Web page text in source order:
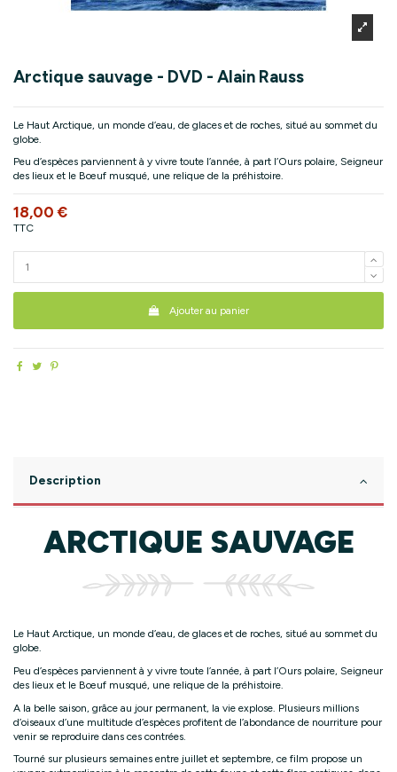
Arctique sauvage - DVD - Alain Rauss
Le Haut Arctique, un monde d’eau, de glaces et de roches, situé au sommet du
globe.
Peu d’espèces parviennent à y vivre toute l’année, à part l’Ours polaire, Seigneur
des lieux et le Bœuf musqué, une relique de la préhistoire.
18,00 €
TTC
Ajouter au panier
Description
ARCTIQUE SAUVAGE
Le Haut Arctique, un monde d’eau, de glaces et de roches, situé au sommet du
globe.
Peu d’espèces parviennent à y vivre toute l’année, à part l’Ours polaire, Seigneur
des lieux et le Bœuf musqué, une relique de la préhistoire.
A la belle saison, grâce au jour permanent, la vie explose. Plusieurs millions
d’oiseaux d’une multitude d’espèces profitent de l’abondance de nourriture pour
venir se reproduire dans ces contrées.
Tourné sur plusieurs semaines entre juillet et septembre, ce film propose un